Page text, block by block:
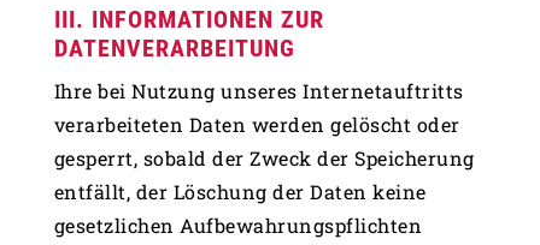
III. INFORMATIONEN ZUR
DATENVERARBEITUNG
Ihre bei Nutzung unseres Internetauftritts
verarbeiteten Daten werden gelöscht oder
gesperrt, sobald der Zweck der Speicherung
entfällt, der Löschung der Daten keine
gesetzlichen Aufbewahrungspflichten